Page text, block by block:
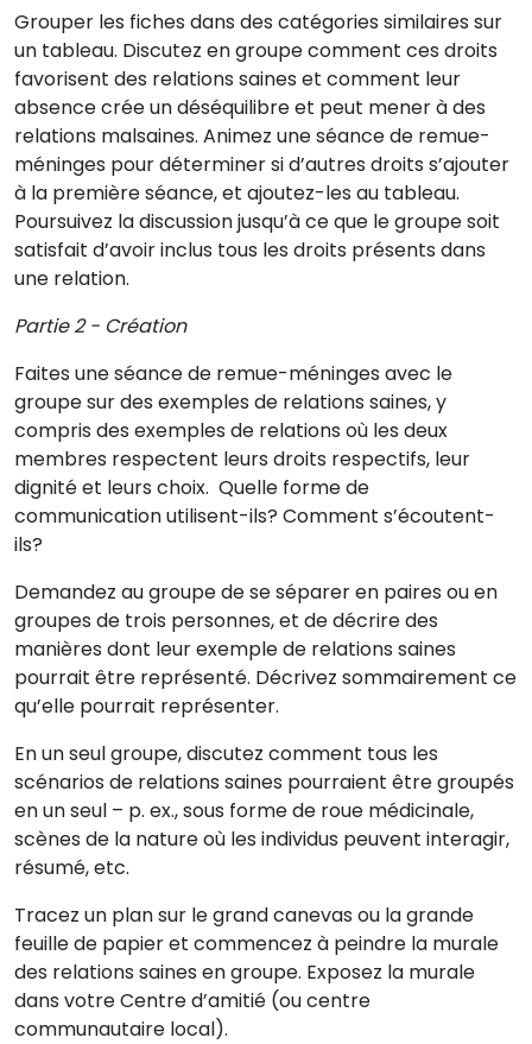
Grouper les fiches dans des catégories similaires sur
un tableau. Discutez en groupe comment ces droits
favorisent des relations saines et comment leur
absence crée un déséquilibre et peut mener à des
relations malsaines. Animez une séance de remue-
méninges pour déterminer si d’autres droits s’ajouter
à la première séance, et ajoutez-les au tableau.
Poursuivez la discussion jusqu’à ce que le groupe soit
satisfait d’avoir inclus tous les droits présents dans
une relation.
Partie 2 - Création
Faites une séance de remue-méninges avec le
groupe sur des exemples de relations saines, y
compris des exemples de relations où les deux
membres respectent leurs droits respectifs, leur
dignité et leurs choix. Quelle forme de
communication utilisent-ils? Comment s’écoutent-
ils?
Demandez au groupe de se séparer en paires ou en
groupes de trois personnes, et de décrire des
manières dont leur exemple de relations saines
pourrait être représenté. Décrivez sommairement ce
qu’elle pourrait représenter.
En un seul groupe, discutez comment tous les
scénarios de relations saines pourraient être groupés
en un seul – p. ex., sous forme de roue médicinale,
scènes de la nature où les individus peuvent interagir,
résumé, etc.
Tracez un plan sur le grand canevas ou la grande
feuille de papier et commencez à peindre la murale
des relations saines en groupe. Exposez la murale
dans votre Centre d’amitié (ou centre
communautaire local).